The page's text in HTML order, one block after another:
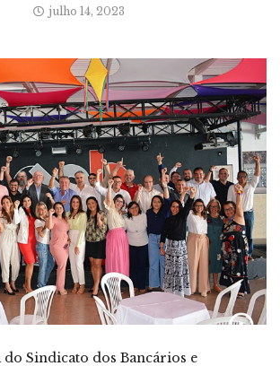
julho 14, 2023
Sindicato dos Bancários e